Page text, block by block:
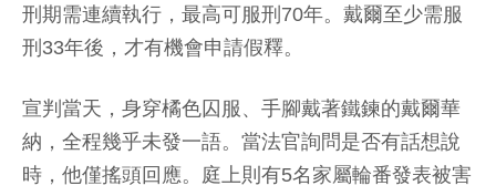
刑期需連續執行，最高可服刑70年。戴爾至少需服
刑33年後，才有機會申請假釋。
宣判當天，身穿橘色囚服、手腳戴著鐵鍊的戴爾華
納，全程幾乎未發一語。當法官詢問是否有話想說
時，他僅搖頭回應。庭上則有5名家屬輪番發表被害